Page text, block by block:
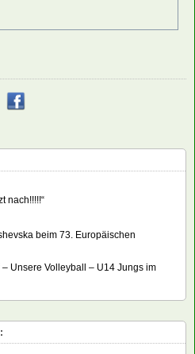
nach!!!!!“
beim 73. Europäischen
– Unsere Volleyball – U14 Jungs im